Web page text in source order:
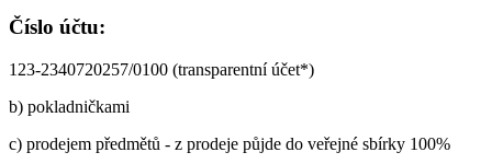
Číslo účtu:
123-2340720257/0100 (transparentní účet*)
b) pokladničkami
c) prodejem předmětů - z prodeje půjde do veřejné sbírky 100%